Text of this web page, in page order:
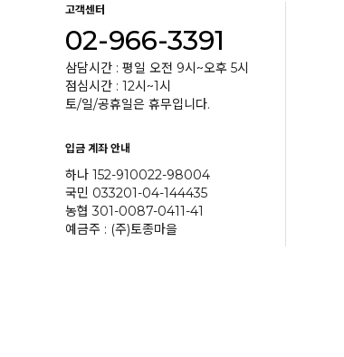
고객센터
02-966-3391
삼담시간 : 평일 오전 9시~오후 5시
점심시간 : 12시~1시
토/일/공휴일은 휴무입니다.
입금 계좌 안내
하나 152-910022-98004
국민 033201-04-144435
농협 301-0087-0411-41
예금주 : (주)토종마을